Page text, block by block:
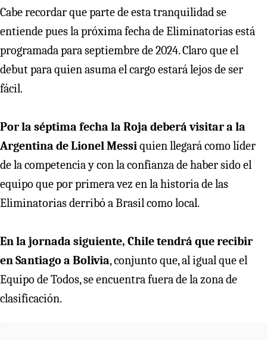
Cabe recordar que parte de esta tranquilidad se
entiende pues la próxima fecha de Eliminatorias está
programada para septiembre de 2024. Claro que el
debut para quien asuma el cargo estará lejos de ser
fácil.
Por la séptima fecha la Roja deberá visitar a la
Argentina de Lionel Messiquien llegará como líder
de la competencia y con la confianza de haber sido el
equipo que por primera vez en la historia de las
Eliminatorias derribó a Brasil como local.
En la jornada siguiente, Chile tendrá que recibir
en Santiago a Bolivia, conjunto que, al igual que el
Equipo de Todos, se encuentra fuera de la zona de
clasificación.